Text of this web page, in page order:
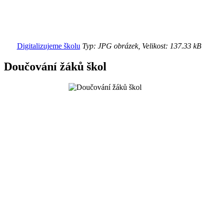
Digitalizujeme školu Typ: JPG obrázek, Velikost: 137.33 kB
Doučování žáků škol